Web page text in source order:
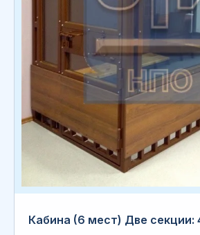
Кабина (6 мест) Две секции: